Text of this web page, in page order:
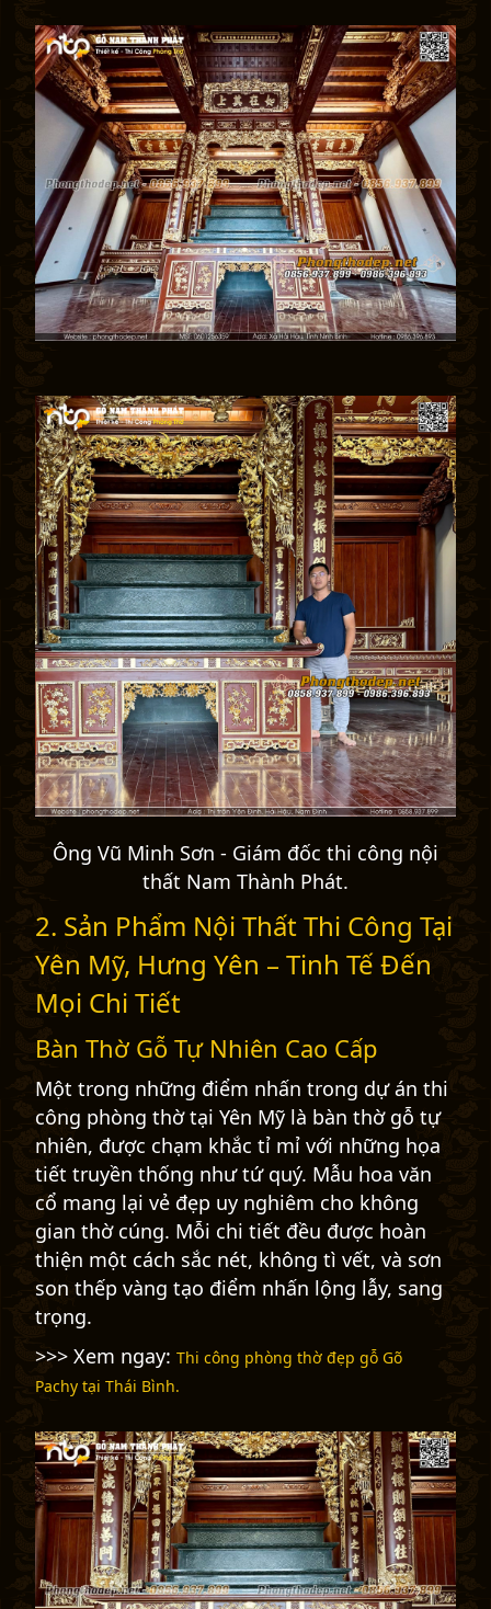
Ông Vũ Minh Sơn - Giám đốc thi công nội
thất Nam Thành Phát.
2. Sản Phẩm Nội Thất Thi Công Tại
Yên Mỹ, Hưng Yên – Tinh Tế Đến
Mọi Chi Tiết
Bàn Thờ Gỗ Tự Nhiên Cao Cấp
Một trong những điểm nhấn trong dự án thi
công phòng thờ tại Yên Mỹ là bàn thờ gỗ tự
nhiên, được chạm khắc tỉ mỉ với những họa
tiết truyền thống như tứ quý. Mẫu hoa văn
cổ mang lại vẻ đẹp uy nghiêm cho không
gian thờ cúng. Mỗi chi tiết đều được hoàn
thiện một cách sắc nét, không tì vết, và sơn
son thếp vàng tạo điểm nhấn lộng lẫy, sang
trọng.
>>> Xem ngay: Thi công phòng thờ đẹp gỗ Gõ
Pachy tại Thái Bình.